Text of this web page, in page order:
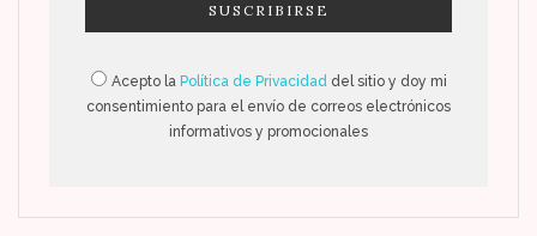
Acepto la Política de Privacidad del sitio y doy mi
consentimiento para el envío de correos electrónicos
informativos y promocionales